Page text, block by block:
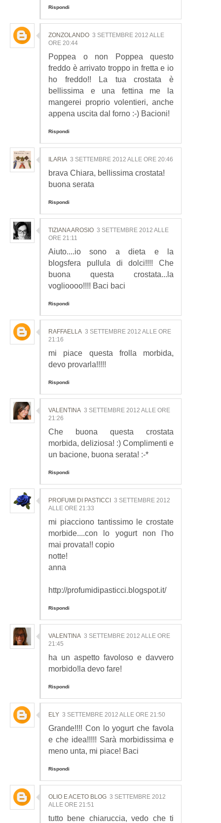
Rispondi
ZONZOLANDO 3 SETTEMBRE 2012 ALLE
ORE 20:44
Poppea o non Poppea questo
freddo è arrivato troppo in fretta e io
ho freddo!! La tua crostata è
bellissima e una fettina me la
mangerei proprio volentieri, anche
appena uscita dal forno :-) Bacioni!
Rispondi
ILARIA 3 SETTEMBRE 2012 ALLE ORE 20:46
brava Chiara, bellissima crostata!
buona serata
Rispondi
TIZIANA AROSIO 3 SETTEMBRE 2012 ALLE
ORE 21:11
Aiuto....io sono a dieta e la
blogsfera pullula di dolci!!!! Che
buona questa crostata...la
voglioooo!!!! Baci baci
Rispondi
RAFFAELLA 3 SETTEMBRE 2012 ALLE ORE
21:16
mi piace questa frolla morbida,
devo provarla!!!!!
Rispondi
VALENTINA 3 SETTEMBRE 2012 ALLE ORE
21:26
Che buona questa crostata
morbida, deliziosa! :) Complimenti e
un bacione, buona serata! :-*
Rispondi
PROFUMI DI PASTICCI 3 SETTEMBRE 2012
ALLE ORE 21:33
mi piacciono tantissimo le crostate
morbide....con lo yogurt non l'ho
mai provata!! copio
notte!
anna
http://profumidipasticci.blogspot.it/
Rispondi
VALENTINA 3 SETTEMBRE 2012 ALLE ORE
21:45
ha un aspetto favoloso e davvero
morbido!la devo fare!
Rispondi
ELY 3 SETTEMBRE 2012 ALLE ORE 21:50
Grande!!!! Con lo yogurt che favola
e che idea!!!!! Sarà morbidissima e
meno unta, mi piace! Baci
Rispondi
OLIO E ACETO BLOG 3 SETTEMBRE 2012
ALLE ORE 21:51
tutto bene chiaruccia, vedo che ti